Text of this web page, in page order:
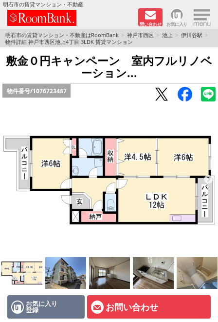
明石市の賃貸マンション・不動産
問い合わせ お気に入り ×
TOPページ
分譲マンションシリーズ
リノベーション物件
路線·駅から探す
地域から探す
LINE公式アカウント
店舗情報·アクセス
会社概要
明石市の賃貸マンション・不動産はRoomBank 神戸市西区 池上
伊川谷駅
物件詳細 神戸市西区池上4丁目 3LDK 賃貸マンション
敷金０円キャンペーン 室内フルリノベ
ーション...
物件番号/1076723487
お気に入り
登録 お問い合わせ